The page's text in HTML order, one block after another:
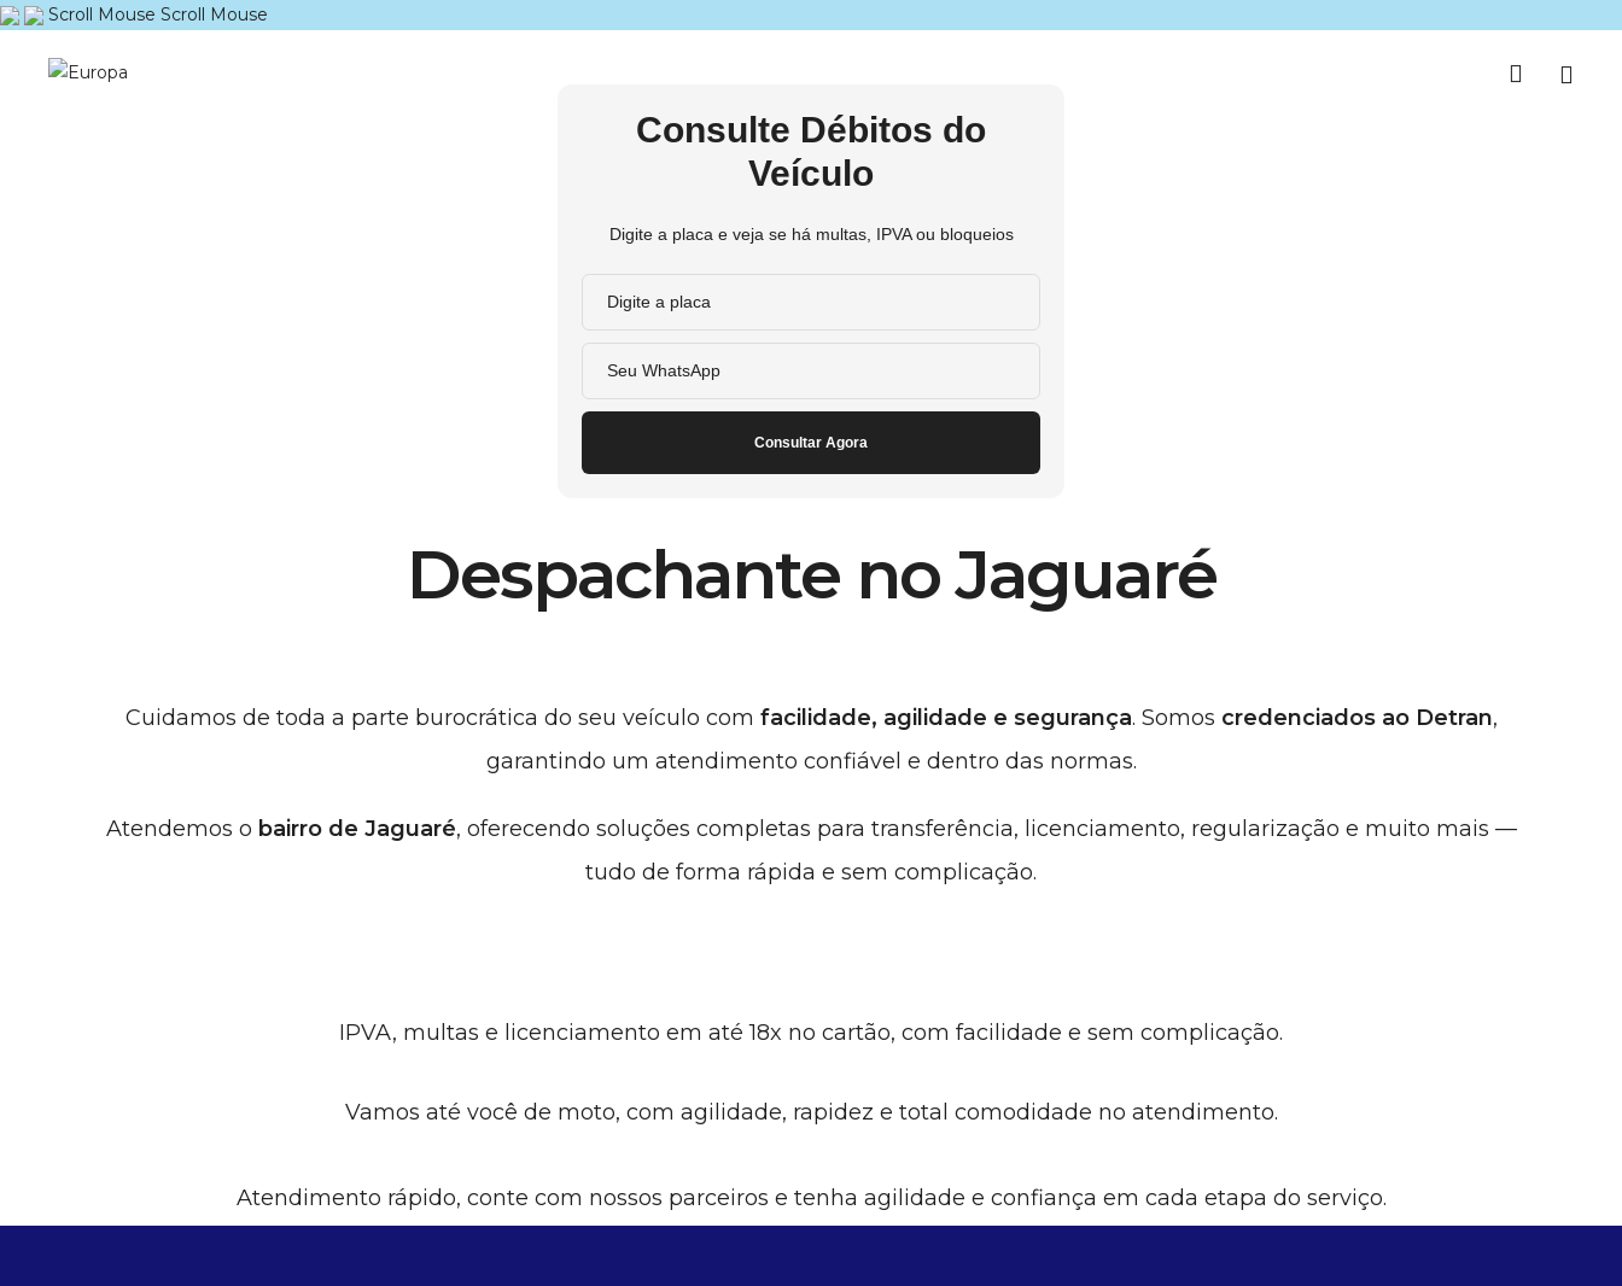
Scroll Mouse Scroll Mouse
Consulte Débitos do
Veículo
Digite a placa e veja se há multas, IPVA ou bloqueios
Consultar Agora
Despachante no Jaguaré
Cuidamos de toda a parte burocrática do seu veículo com facilidade, agilidade e segurança. Somos credenciados ao Detran,
garantindo um atendimento confiável e dentro das normas.
Atendemos o bairro de Jaguaré, oferecendo soluções completas para transferência, licenciamento, regularização e muito mais —
tudo de forma rápida e sem complicação.
IPVA, multas e licenciamento em até 18x no cartão, com facilidade e sem complicação.
Vamos até você de moto, com agilidade, rapidez e total comodidade no atendimento.
Atendimento rápido, conte com nossos parceiros e tenha agilidade e confiança em cada etapa do serviço.